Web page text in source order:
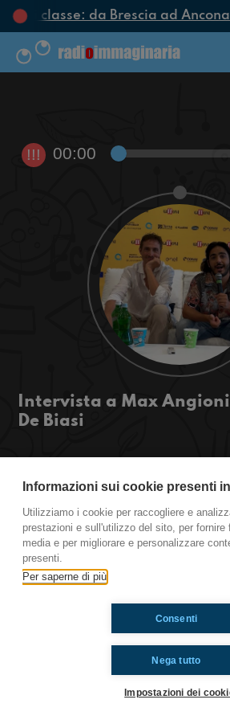
di classe: da Brescia ad
!!! 00:00
Intervista a Max
De Biasi
abbiamo intervistato Max
desiderio, che hanno
qui!
https://
Ti è piaciuto? Condividilo!
Informazioni sui cookie presenti
Utilizziamo i cookie per raccogliere e
prestazioni e sull'utilizzo del sito, per fornire
media e per migliorare e personalizzare
presenti.
Per saperne di più
Nega tutto
Consenti
Impostazioni dei